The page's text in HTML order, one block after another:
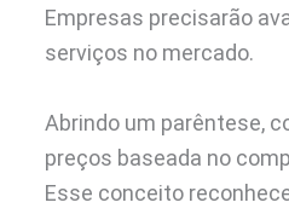
Empresas precisarão
serviços no mercado.
Abrindo um parêntese,
preços baseada no
Esse conceito